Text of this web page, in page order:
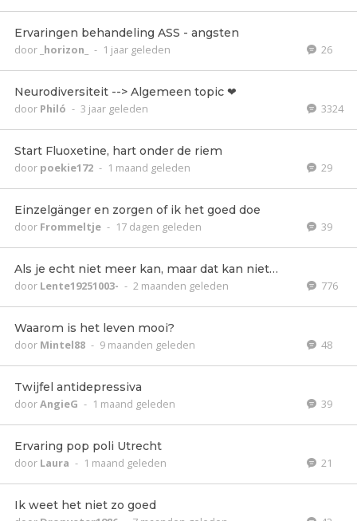
Ervaringen behandeling ASS - angsten
door _horizon_ - 1 jaar geleden 26
Neurodiversiteit --> Algemeen topic ❤
door Philó - 3 jaar geleden 3324
Start Fluoxetine, hart onder de riem
door poekie172 - 1 maand geleden 29
Einzelgänger en zorgen of ik het goed doe
door Frommeltje - 17 dagen geleden 39
Als je echt niet meer kan, maar dat kan niet…
door Lente19251003- - 2 maanden geleden 776
Waarom is het leven mooi?
door Mintel88 - 9 maanden geleden 48
Twijfel antidepressiva
doorAngieG - 1 maand geleden 39
Ervaring pop poli Utrecht
door Laura - 1 maand geleden 21
Ik weet het niet zo goed